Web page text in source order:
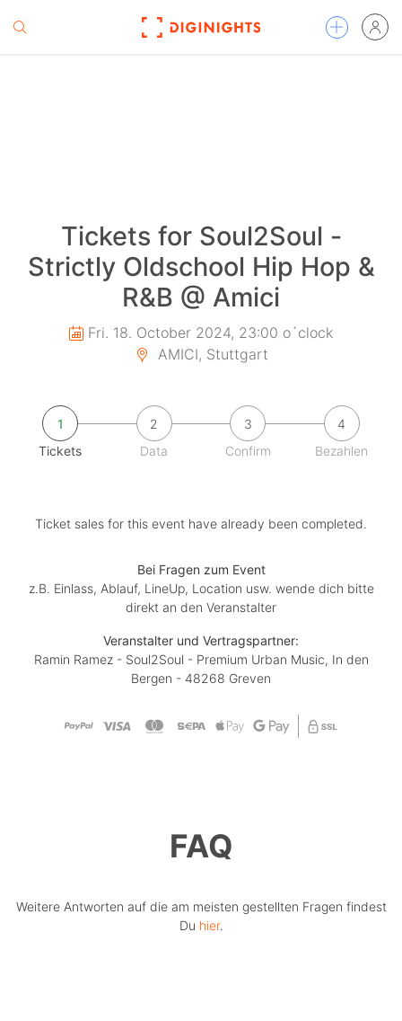
Tickets for Soul2Soul -
Strictly Oldschool Hip Hop &
R&B @ Amici
Fri. 18. October 2024, 23:00 o´clock
AMICI, Stuttgart
1
Tickets
2
Data
3
Confirm
4
Bezahlen
Ticket sales for this event have already been completed.
Bei Fragen zum Event
z.B. Einlass, Ablauf, LineUp, Location usw. wende dich bitte
direkt an den Veranstalter
Veranstalter und Vertragspartner:
Ramin Ramez - Soul2Soul - Premium Urban Music, In den
Bergen - 48268 Greven
FAQ
Weitere Antworten auf die am meisten gestellten Fragen findest
Du hier.